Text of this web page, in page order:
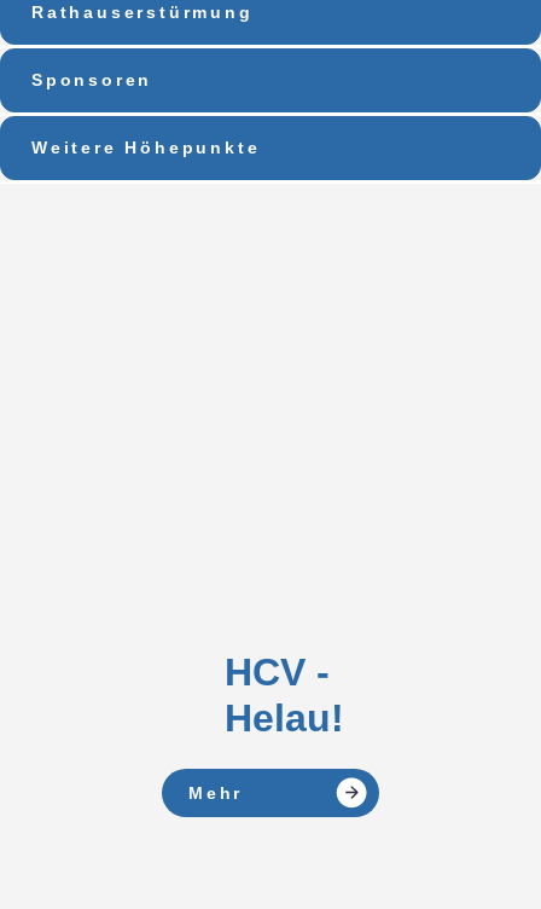
Rathauserstürmung
Sponsoren
Weitere Höhepunkte
HCV -
Helau!
Mehr